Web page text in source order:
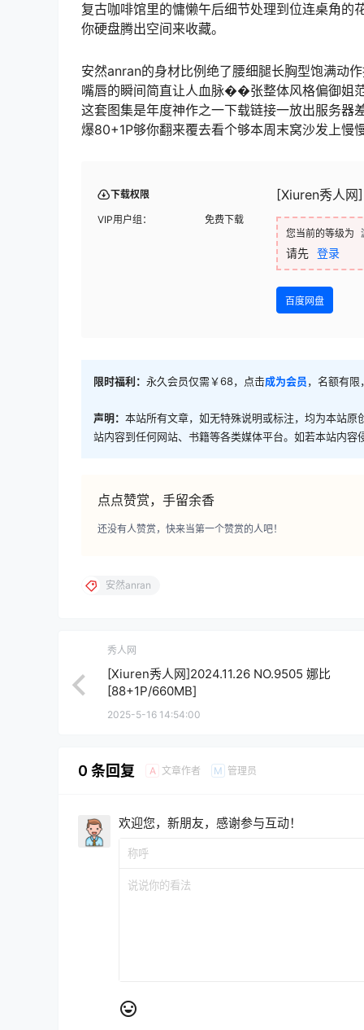
复古咖啡馆里的慵懒午后细节处理到位连桌角的
你硬盘腾出空间来收藏。
安然anran的身材比例绝了腰细腿长胸型饱满动
嘴唇的瞬间简直让人血脉��张整体风格偏御姐
这套图集是年度神作之一下载链接一放出服务器
爆80+1P够你翻来覆去看个够本周末窝沙发上慢
下载权限
VIP用户组： 免费下载
[Xiuren秀人网
您当前的等级为
请先 登录
百度网盘
限时福利： 永久会员仅需￥68，点击成为会员，名额有
声明： 本站所有文章，如无特殊说明或标注，均为本站
站内容到任何网站、书籍等各类媒体平台。如若本站内
点点赞赏，手留余香
还没有人赞赏，快来当第一个赞赏的人吧！
安然anran
秀人网
[Xiuren秀人网]2024.11.26 NO.9505 娜比
[88+1P/660MB]
2025-5-16 14:54:00
0 条回复 A 文章作者 M 管理员
欢迎您，新朋友，感谢参与互动！